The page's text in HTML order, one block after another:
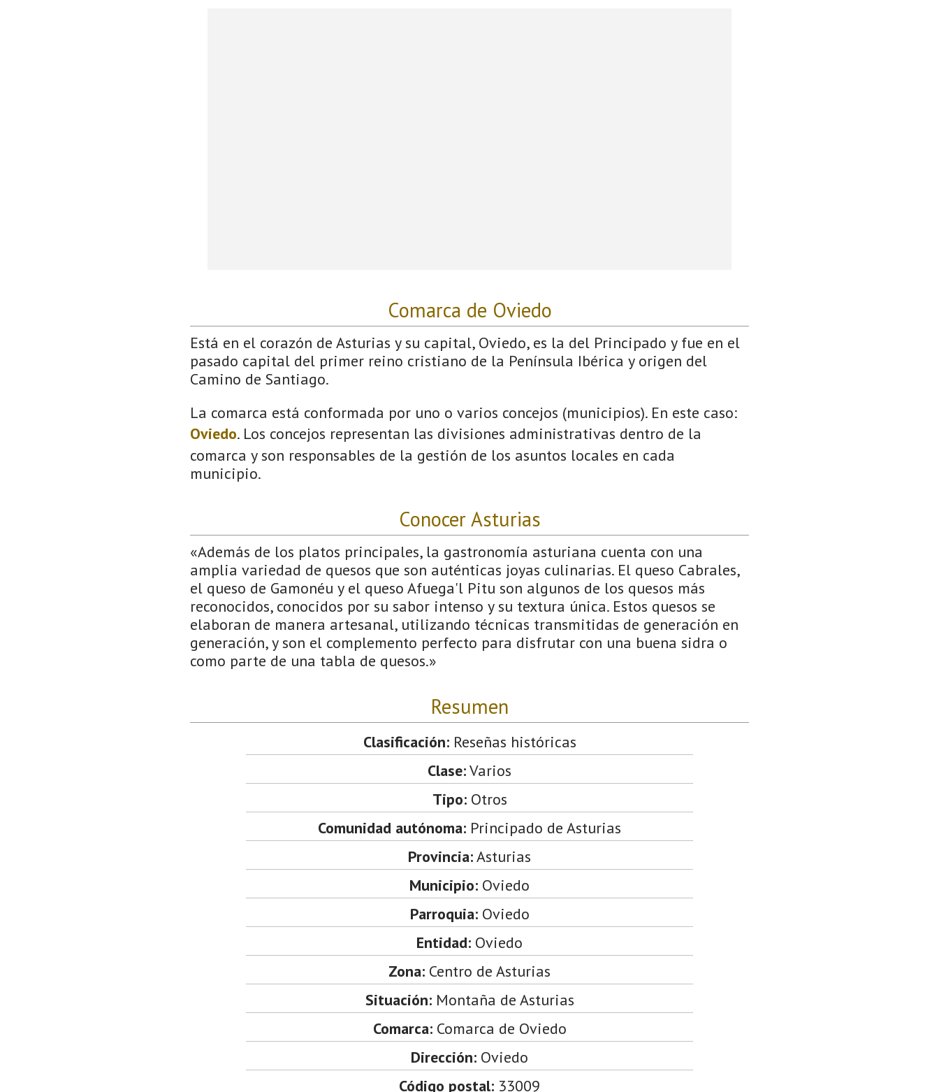
Comarca de Oviedo
Está en el corazón de Asturias y su capital, Oviedo, es la del Principado y fue en el
pasado capital del primer reino cristiano de la Península Ibérica y origen del
Camino de Santiago.
La comarca está conformada por uno o varios concejos (municipios). En este caso:
Oviedo. Los concejos representan las divisiones administrativas dentro de la
comarca y son responsables de la gestión de los asuntos locales en cada
municipio.
Conocer Asturias
«Además de los platos principales, la gastronomía asturiana cuenta con una
amplia variedad de quesos que son auténticas joyas culinarias. El queso Cabrales,
el queso de Gamonéu y el queso Afuega'l Pitu son algunos de los quesos más
reconocidos, conocidos por su sabor intenso y su textura única. Estos quesos se
elaboran de manera artesanal, utilizando técnicas transmitidas de generación en
generación, y son el complemento perfecto para disfrutar con una buena sidra o
como parte de una tabla de quesos.»
Resumen
Clasificación:Reseñas históricas
Clase:Varios
Tipo:Otros
Comunidad autónoma: Principado de Asturias
Provincia:Asturias
Municipio: Oviedo
Parroquia:Oviedo
Entidad: Oviedo
Zona: Centro de Asturias
Situación:Montaña de Asturias
Comarca:Comarca de Oviedo
Dirección: Oviedo
Código postal: 33009